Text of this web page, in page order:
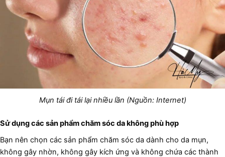
Mụn tái đi tái lại nhiều lần (Nguồn: Internet)
Sử dụng các sản phẩm chăm sóc da không phù hợp
Bạn nên chọn các sản phẩm chăm sóc da dành cho da mụn,
không gây nhờn, không gây kích ứng và không chứa các thành